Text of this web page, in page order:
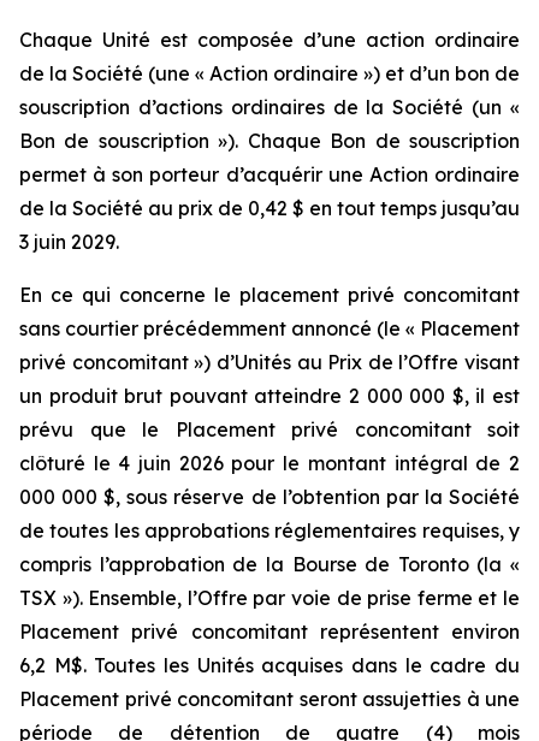
Chaque Unité est composée d’une action ordinaire
de la Société (une « Action ordinaire ») et d’un bon de
souscription d’actions ordinaires de la Société (un «
Bon de souscription »). Chaque Bon de souscription
permet à son porteur d’acquérir une Action ordinaire
de la Société au prix de 0,42 $ en tout temps jusqu’au
3 juin 2029.
En ce qui concerne le placement privé concomitant
sans courtier précédemment annoncé (le « Placement
privé concomitant ») d’Unités au Prix de l’Offre visant
un produit brut pouvant atteindre 2 000 000 $, il est
prévu que le Placement privé concomitant soit
clôturé le 4 juin 2026 pour le montant intégral de 2
000 000 $, sous réserve de l’obtention par la Société
de toutes les approbations réglementaires requises, y
compris l’approbation de la Bourse de Toronto (la «
TSX »). Ensemble, l’Offre par voie de prise ferme et le
Placement privé concomitant représentent environ
6,2 M$. Toutes les Unités acquises dans le cadre du
Placement privé concomitant seront assujetties à une
période de détention de quatre (4) mois